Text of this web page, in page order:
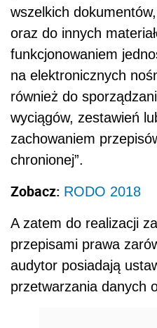
wszelkich
oraz do innych
funkcjonowaniem
na elektronicznych
również do
wyciągów, zestawień
zachowaniem
chronionej”.
Zobacz: RODO 2018
A zatem do realizacji
przepisami prawa
audytor posiadają
przetwarzania danych